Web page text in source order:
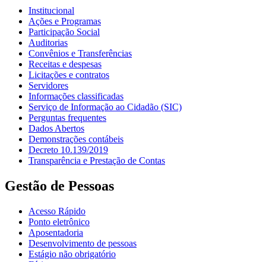
Institucional
Ações e Programas
Participação Social
Auditorias
Convênios e Transferências
Receitas e despesas
Licitações e contratos
Servidores
Informações classificadas
Serviço de Informação ao Cidadão (SIC)
Perguntas frequentes
Dados Abertos
Demonstrações contábeis
Decreto 10.139/2019
Transparência e Prestação de Contas
Gestão de Pessoas
Acesso Rápido
Ponto eletrônico
Aposentadoria
Desenvolvimento de pessoas
Estágio não obrigatório